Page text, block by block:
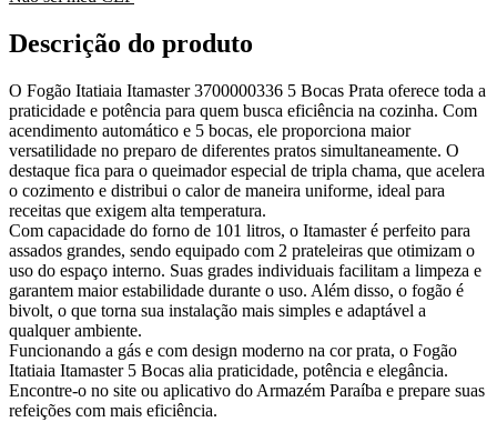
Descrição do produto
O Fogão Itatiaia Itamaster 3700000336 5 Bocas Prata oferece toda a
praticidade e potência para quem busca eficiência na cozinha. Com
acendimento automático e 5 bocas, ele proporciona maior
versatilidade no preparo de diferentes pratos simultaneamente. O
destaque fica para o queimador especial de tripla chama, que acelera
o cozimento e distribui o calor de maneira uniforme, ideal para
receitas que exigem alta temperatura.
Com capacidade do forno de 101 litros, o Itamaster é perfeito para
assados grandes, sendo equipado com 2 prateleiras que otimizam o
uso do espaço interno. Suas grades individuais facilitam a limpeza e
garantem maior estabilidade durante o uso. Além disso, o fogão é
bivolt, o que torna sua instalação mais simples e adaptável a
qualquer ambiente.
Funcionando a gás e com design moderno na cor prata, o Fogão
Itatiaia Itamaster 5 Bocas alia praticidade, potência e elegância.
Encontre-o no site ou aplicativo do Armazém Paraíba e prepare suas
refeições com mais eficiência.